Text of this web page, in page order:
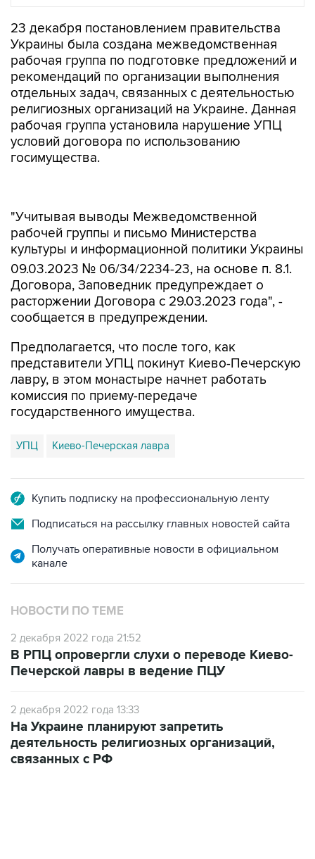
23 декабря постановлением правительства
Украины была создана межведомственная
рабочая группа по подготовке предложений и
рекомендаций по организации выполнения
отдельных задач, связанных с деятельностью
религиозных организаций на Украине. Данная
рабочая группа установила нарушение УПЦ
условий договора по использованию
госимущества.
культуры и информационной политики Украины
09.03.2023 № 06/34/2234-23, на основе п. 8.1.
Договора, Заповедник предупреждает о
расторжении Договора с 29.03.2023 года", -
сообщается в предупреждении.
Предполагается, что после того, как
лавру, в этом монастыре начнет работать
комиссия по приему-передаче
государственного имущества.
УПЦ Киево-Печерская лавра
Подписаться на рассылку главных новостей сайта
Получать оперативные новости в официальном
НОВОСТИ ПО ТЕМЕ
2 декабря 2022 года 21:52
Печерской лавры в ведение ПЦУ
2 декабря 2022 года 13:33
деятельность религиозных организаций,
связанных с РФ